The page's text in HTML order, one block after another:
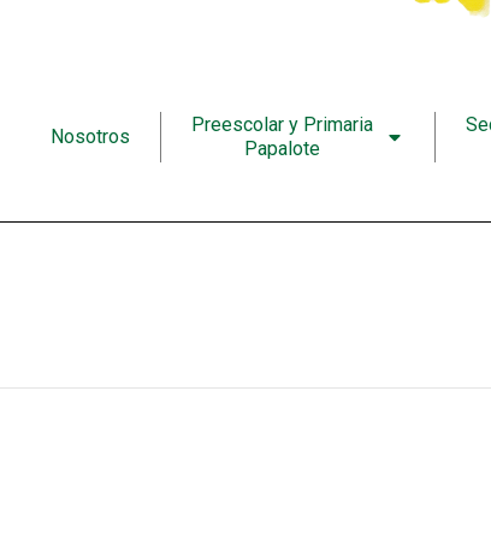
Nosotros
Preescolar y Primaria
Papalote